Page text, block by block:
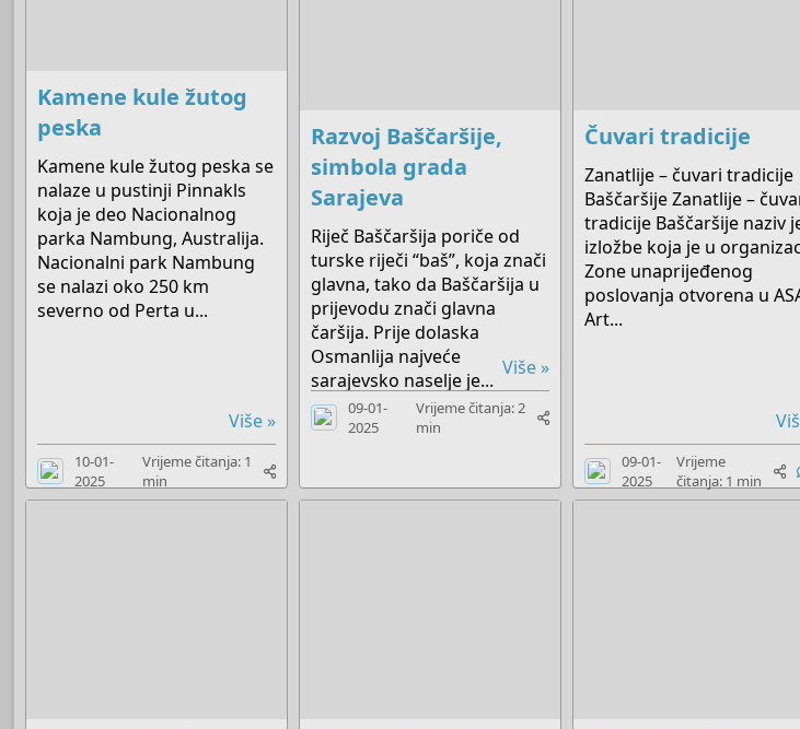
Kamene kule žutog
peska
Kamene kule žutog peska se
nalaze u pustinji Pinnakls
koja je deo Nacionalnog
parka Nambung, Australija.
Nacionalni park Nambung
se nalazi oko 250 km
severno od Perta u...
Više »
10-01-
2025
Vrijeme čitanja: 1
min
Razvoj Baščaršije,
simbola grada
Sarajeva
Riječ Baščaršija poriče od
turske riječi “baš”, koja znači
glavna, tako da Baščaršija u
prijevodu znači glavna
čaršija. Prije dolaska
Osmanlija najveće
sarajevsko naselje je...
Više »
09-01-
2025
Vrijeme čitanja: 2
min
Čuvari tradicije
Zanatlije – čuvari tradicije
Baščaršije Zanatlije –
tradicije Baščaršije naziv
izložbe koja je u
Zone unaprijeđenog
poslovanja otvorena u
Art...
09-01-
2025
Vrijeme
čitanja: 1 min